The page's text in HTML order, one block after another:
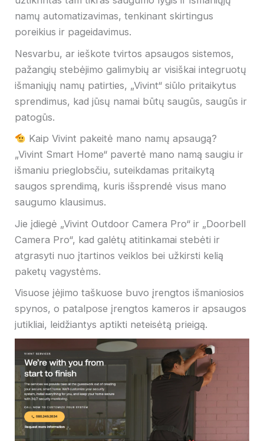
namų automatizavimas, tenkinant skirtingus
poreikius ir pageidavimus.
Nesvarbu, ar ieškote tvirtos apsaugos sistemos,
pažangių stebėjimo galimybių ar visiškai integruotų
išmaniųjų namų patirties, „Vivint“ siūlo pritaikytus
sprendimus, kad jūsų namai būtų saugūs, saugūs ir
patogūs.
Kaip Vivint pakeitė mano namų apsaugą?
„Vivint Smart Home“ pavertė mano namą saugiu ir
išmaniu prieglobsčiu, suteikdamas pritaikytą
saugos sprendimą, kuris išsprendė visus mano
saugumo klausimus.
Jie įdiegė „Vivint Outdoor Camera Pro“ ir „Doorbell
Camera Pro“, kad galėtų atitinkamai stebėti ir
atgrasyti nuo įtartinos veiklos bei užkirsti kelią
paketų vagystėms.
Visuose įėjimo taškuose buvo įrengtos išmaniosios
spynos, o patalpose įrengtos kameros ir apsaugos
jutikliai, leidžiantys aptikti neteisėtą prieigą.